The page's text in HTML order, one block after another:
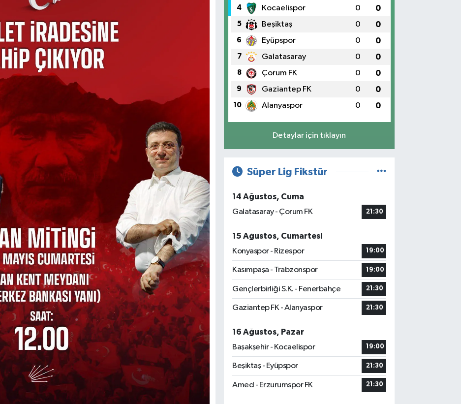
4 Kocaelispor 0 0
5 Beşiktaş 0 0
6 Eyüpspor 0 0
7 Galatasaray 0 0
8 Çorum FK 0 0
9 Gaziantep FK 0 0
10 Alanyaspor 0 0
Detaylar için tıklayın
Süper Lig Fikstür
14 Ağustos, Cuma
Galatasaray - Çorum FK
21:30
15 Ağustos, Cumartesi
Konyaspor - Rizespor
19:00
Kasımpaşa - Trabzonspor 19:00
Gençlerbirliği S.K. - Fenerbahçe 21:30
Gaziantep FK - Alanyaspor 21:30
16 Ağustos, Pazar
Başakşehir - Kocaelispor
19:00
Beşiktaş - Eyüpspor 21:30
Amed - Erzurumspor FK 21:30